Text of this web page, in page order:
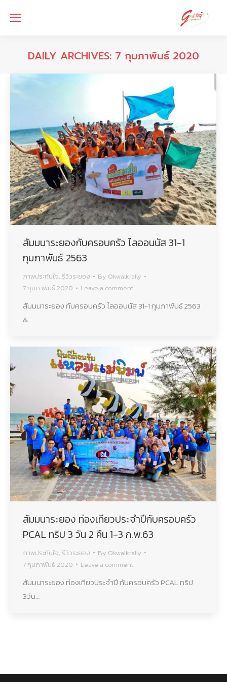
DAILY ARCHIVES: 7 กุมภาพันธ์ 2020
สัมมนาระยองกับครอบครัว ไลออนนัส 31-1
กุมภาพันธ์ 2563
ภาพประทับใจ, รีวิวระยอง By Okwalkrally
7 กุมภาพันธ์ 2020
Leave a comment
สัมมนาระยอง กับครอบครัว ไลออนนัส 31-1 กุมภาพันธ์ 2563
&…
สัมมนาระยอง ท่องเทียวประจำปีกับครอบครัว
PCAL ทริป 3 วัน 2 คืน 1-3 ก.พ.63
ภาพประทับใจ, รีวิวระยอง By Okwalkrally
7 กุมภาพันธ์ 2020
Leave a comment
สัมมนาระยอง ท่องเทียวประจำปี กับครอบครัว PCAL ทริป
3วัน…